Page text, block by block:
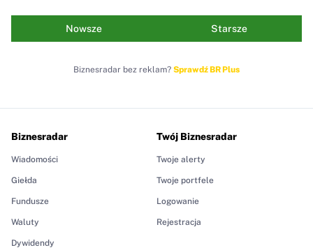
Nowsze Starsze
Biznesradar bez reklam? Sprawdź BR Plus
Biznesradar
Wiadomości
Giełda
Fundusze
Waluty
Dywidendy
Twój Biznesradar
Twoje alerty
Twoje portfele
Logowanie
Rejestracja